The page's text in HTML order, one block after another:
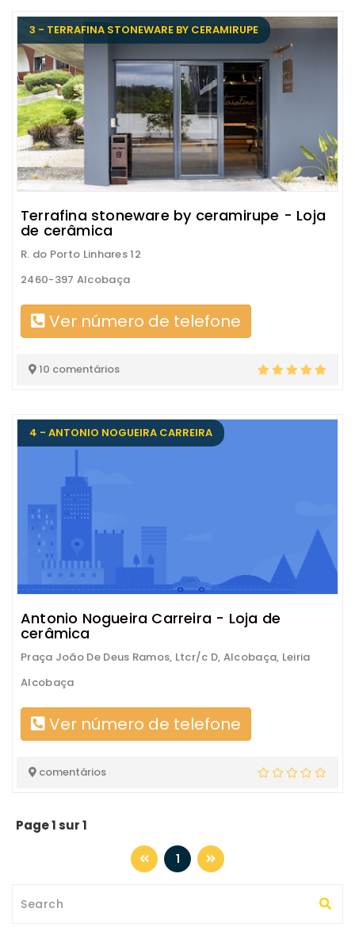
3 - TERRAFINA STONEWARE BY CERAMIRUPE
Terrafina stoneware by ceramirupe - Loja
de cerâmica
R. do Porto Linhares 12
2460-397 Alcobaça
Ver número de telefone
10 comentários
4 - ANTONIO NOGUEIRA CARREIRA
Antonio Nogueira Carreira - Loja de
cerâmica
Praça João De Deus Ramos, Ltcr/c D, Alcobaça, Leiria
Alcobaça
Ver número de telefone
comentários
Page 1 sur 1
1